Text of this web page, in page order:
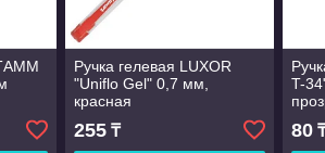
Ручка гелевая LUXOR
"Uniflo Gel" 0,7 мм,
красная
255₸
T-
80